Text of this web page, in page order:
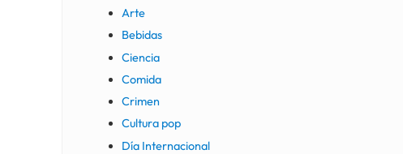
Arte
Bebidas
Ciencia
Comida
Crimen
Cultura pop
Día Internacional